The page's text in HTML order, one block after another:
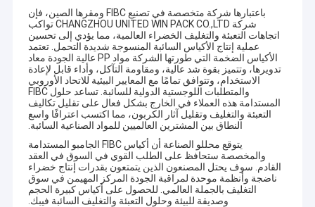
باعتبارها شركة متخصصة في تصنيع FIBC ومقرها الصين، فإن
شركة CHANGZHOU UNITED WIN PACK CO.,LTD تواكب
اتجاهات التعبئة والتغليف الخضراء العالمية، مما يؤدي إلى تحسين
عملية إنتاج الأكياس السائبة المنسوجة شديدة التحمل. تعتمد
الأكياس الضخمة التي طورتها الشركة مواد PP عالية الجودة معاد
تدويرها، وتتميز بقوة شد عالية، ومقاومة التآكل، وأداء قابل لإعادة
الاستخدام، وتتوافق تمامًا مع المعايير البيئية للاتحاد الأوروبي
والمتطلبات اللوجستية الدولية للسائبة. تساعد حلول FIBC
المستدامة هذه العملاء في الخارج بشكل فعال على تقليل تكاليف
التعبئة والتغليف وتقليل آثار الكربون، مما اكتسب اعترافًا واسع
النطاق بين المشترين العالميين للمواد الصناعية السائبة.
يتوقع محللو الصناعة أن أكياس FIBC الجامبو المستدامة
والمخصصة ستحافظ على الطلب القوي في السوق في العقد
القادم. سوف يحتل المصنعون الذين يتمتعون بقدرات إنتاج خضراء
ناضجة وأنظمة موحدة لمراقبة الجودة المركز المهيمن في سوق
التغليف بالجملة العالمي. للحصول على أكياس كبيرة الحجم
وصديقة للبيئة وحلول التعبئة والتغليف السائبة فيبك.